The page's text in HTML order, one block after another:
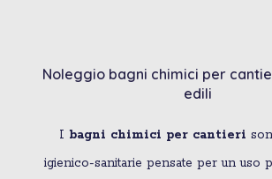
Noleggio bagni chimici per
edili
I bagni chimici per cantieri
igienico-sanitarie pensate per un uso